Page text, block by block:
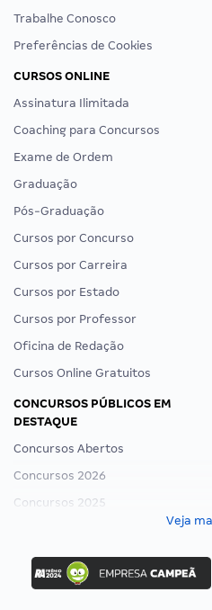
Trabalhe Conosco
Preferências de Cookies
CURSOS ONLINE
Assinatura Ilimitada
Coaching para Concursos
Exame de Ordem
Graduação
Pós-Graduação
Cursos por Concurso
Cursos por Carreira
Cursos por Estado
Cursos por Professor
Oficina de Redação
Cursos Online Gratuitos
CONCURSOS PÚBLICOS EM
DESTAQUE
Concursos Abertos
Concursos 2026
Concursos 2025
Concurso Ibama
Concurso MPU
Veja